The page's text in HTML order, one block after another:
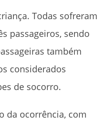
Todas sofreram
passageiros, sendo
também
considerados
de socorro.
da ocorrência, com